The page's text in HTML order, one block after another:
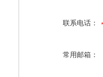
联系电话：
常用邮箱：